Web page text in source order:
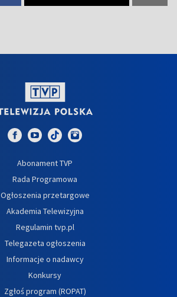
Abonament TVP
Rada Programowa
Ogłoszenia przetargowe
Akademia Telewizyjna
Regulamin tvp.pl
Telegazeta ogłoszenia
Informacje o nadawcy
Konkursy
Zgłoś program (ROPAT)